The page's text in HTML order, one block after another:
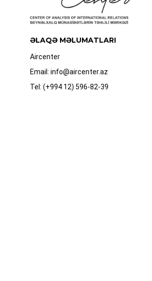
ƏLAQƏ MƏLUMATLARI
Aircenter
Email: info@aircenter.az
Tel: (+994 12) 596-82-39